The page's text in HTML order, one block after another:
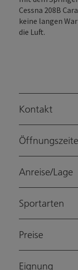
Cessna 208B
keine langen
die Luft.
Kontakt
Anreise/Lage
Sportarten
Preise
Eignung